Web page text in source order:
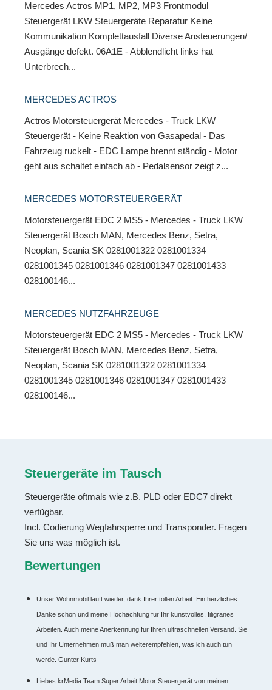
Mercedes Actros MP1, MP2, MP3 Frontmodul
Steuergerät LKW Steuergeräte Reparatur Keine
Kommunikation Komplettausfall Diverse Ansteuerungen/
Ausgänge defekt. 06A1E - Abblendlicht links hat
Unterbrech...
MERCEDES ACTROS
Actros Motorsteuergerät Mercedes - Truck LKW
Steuergerät - Keine Reaktion von Gasapedal - Das
Fahrzeug ruckelt - EDC Lampe brennt ständig - Motor
geht aus schaltet einfach ab - Pedalsensor zeigt z...
MERCEDES MOTORSTEUERGERÄT
Motorsteuergerät EDC 2 MS5 - Mercedes - Truck LKW
Steuergerät Bosch MAN, Mercedes Benz, Setra,
Neoplan, Scania SK 0281001322 0281001334
0281001345 0281001346 0281001347 0281001433
028100146...
MERCEDES NUTZFAHRZEUGE
Motorsteuergerät EDC 2 MS5 - Mercedes - Truck LKW
Steuergerät Bosch MAN, Mercedes Benz, Setra,
Neoplan, Scania SK 0281001322 0281001334
0281001345 0281001346 0281001347 0281001433
028100146...
Steuergeräte im Tausch
Steuergeräte oftmals wie z.B. PLD oder EDC7 direkt
verfügbar.
Incl. Codierung Wegfahrsperre und Transponder. Fragen
Sie uns was möglich ist.
Bewertungen
Unser Wohnmobil läuft wieder, dank Ihrer tollen Arbeit. Ein herzliches
Danke schön und meine Hochachtung für Ihr kunstvolles, filigranes
Arbeiten. Auch meine Anerkennung für Ihren ultraschnellen Versand. Sie
und Ihr Unternehmen muß man weiterempfehlen, was ich auch tun
werde. Gunter Kurts
Liebes krMedia Team Super Arbeit Motor Steuergerät von meinen